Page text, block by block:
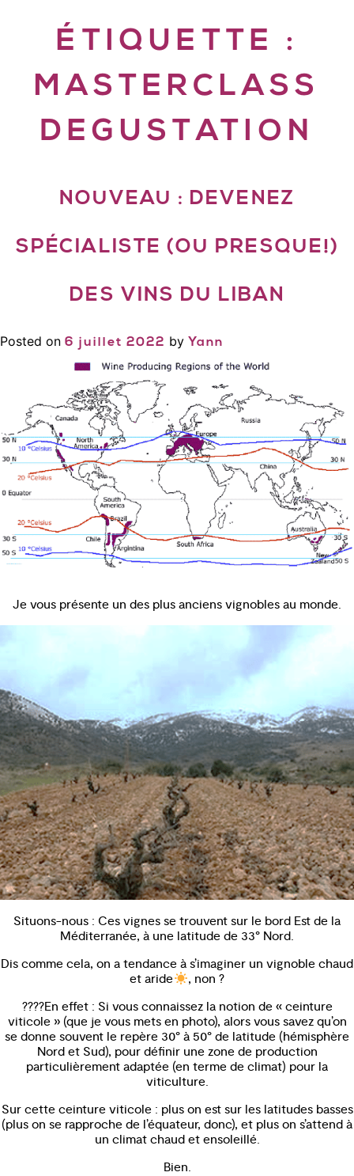
ÉTIQUETTE :
MASTERCLASS
DEGUSTATION
NOUVEAU : DEVENEZ
SPÉCIALISTE (OU PRESQUE!)
DES VINS DU LIBAN
Posted on 6 juillet 2022 by Yann
Je vous présente un des plus anciens vignobles au monde.
Situons-nous : Ces vignes se trouvent sur le bord Est de la
Méditerranée, à une latitude de 33° Nord.
Dis comme cela, on a tendance à s’imaginer un vignoble chaud
et aride
, non ?
????En effet : Si vous connaissez la notion de « ceinture
viticole » (que je vous mets en photo), alors vous savez qu’on
se donne souvent le repère 30° à 50° de latitude (hémisphère
Nord et Sud), pour définir une zone de production
particulièrement adaptée (en terme de climat) pour la
viticulture.
Sur cette ceinture viticole : plus on est sur les latitudes basses
(plus on se rapproche de l’équateur, donc), et plus on s’attend à
un climat chaud et ensoleillé.
Bien.